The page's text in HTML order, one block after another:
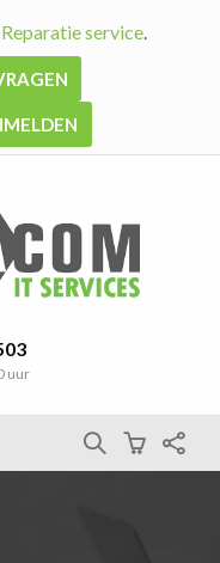
Reparatie service.
uur